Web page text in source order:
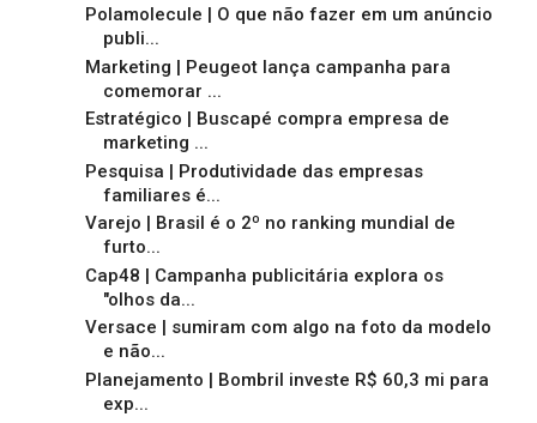
Polamolecule | O que não fazer em um anúncio
publi...
Marketing | Peugeot lança campanha para
comemorar ...
Estratégico | Buscapé compra empresa de
marketing ...
Pesquisa | Produtividade das empresas
familiares é...
Varejo | Brasil é o 2º no ranking mundial de
furto...
Cap48 | Campanha publicitária explora os
"olhos da...
Versace | sumiram com algo na foto da modelo
e não...
Planejamento | Bombril investe R$ 60,3 mi para
exp...